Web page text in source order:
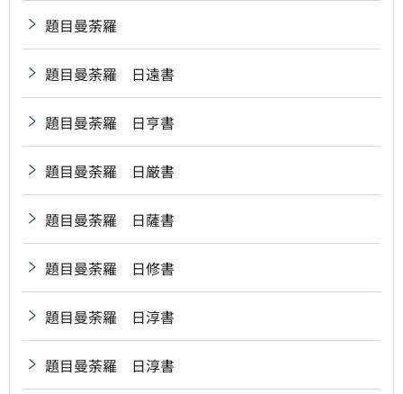
題目曼荼羅
題目曼荼羅 日遠書
題目曼荼羅 日亨書
題目曼荼羅 日厳書
題目曼荼羅 日薩書
題目曼荼羅 日修書
題目曼荼羅 日淳書
題目曼荼羅 日淳書